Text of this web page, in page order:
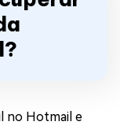
no Hotmail e